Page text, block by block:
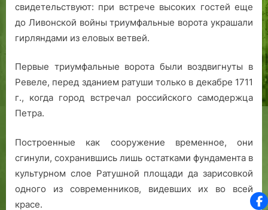
свидетельствуют: при встрече высоких гостей еще
до Ливонской войны триумфальные ворота украшали
гирляндами из еловых ветвей.
Первые триумфальные ворота были воздвигнуты в
Ревеле, перед зданием ратуши только в декабре 1711
г., когда город встречал российского самодержца
Петра.
Построенные как сооружение временное, они
сгинули, сохранившись лишь остатками фундамента в
культурном слое Ратушной площади да зарисовкой
одного из современников, видевших их во всей
красе.